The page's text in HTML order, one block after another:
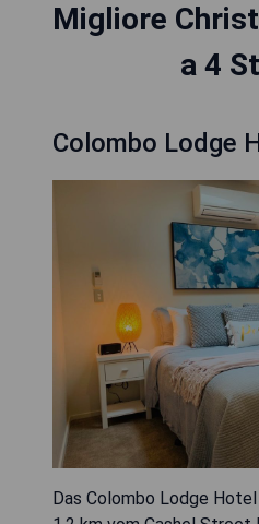
Migliore
a 4
Colombo Lodge
Das Colombo Lodge